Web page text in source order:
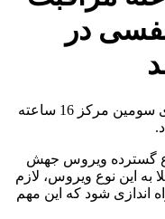
در
رئیس مرکز بهداشت دزفول از راه اندازی سومین مرکز 16 ساعته
گسترده ویروس جهش
این نوع ویروس، لازم
راه اندازی شود که این مهم